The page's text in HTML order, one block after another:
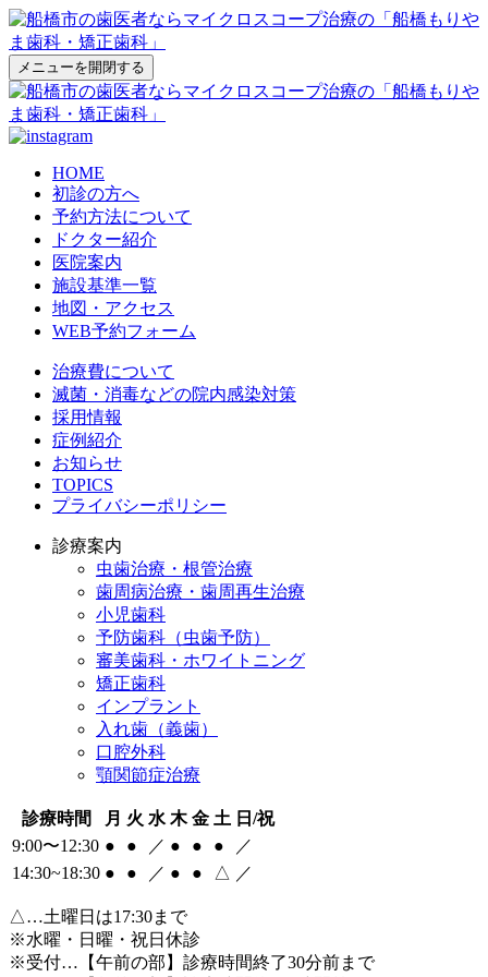
メニューを開閉する
HOME
初診の方へ
予約方法について
ドクター紹介
医院案内
施設基準一覧
地図・アクセス
WEB予約フォーム
治療費について
滅菌・消毒などの院内感染対策
採用情報
症例紹介
お知らせ
TOPICS
プライバシーポリシー
診療案内
虫歯治療・根管治療
歯周病治療・歯周再生治療
小児歯科
予防歯科（虫歯予防）
審美歯科・ホワイトニング
矯正歯科
インプラント
入れ歯（義歯）
口腔外科
顎関節症治療
診療時間 月 火 水 木 金 土 日/祝
9:00〜12:30 ● ● ／ ● ● ●
／
14:30~18:30 ● ● ／ ● ● △ ／
△…土曜日は17:30まで
※水曜・日曜・祝日休診
※受付…【午前の部】診療時間終了30分前まで